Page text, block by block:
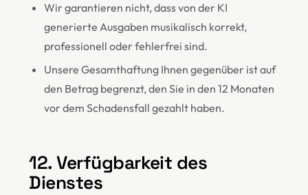
Wir garantieren nicht, dass von der KI
generierte Ausgaben musikalisch korrekt,
professionell oder fehlerfrei sind.
Unsere Gesamthaftung Ihnen gegenüber ist auf
den Betrag begrenzt, den Sie in den 12 Monaten
vor dem Schadensfall gezahlt haben.
12. Verfügbarkeit des
Dienstes